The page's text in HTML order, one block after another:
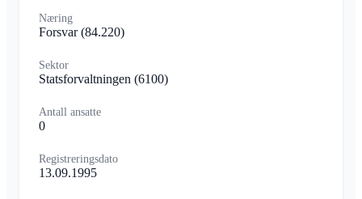
Næring
Forsvar(84.220)
Sektor
Statsforvaltningen (6100)
Antall ansatte
0
Registreringsdato
13.09.1995